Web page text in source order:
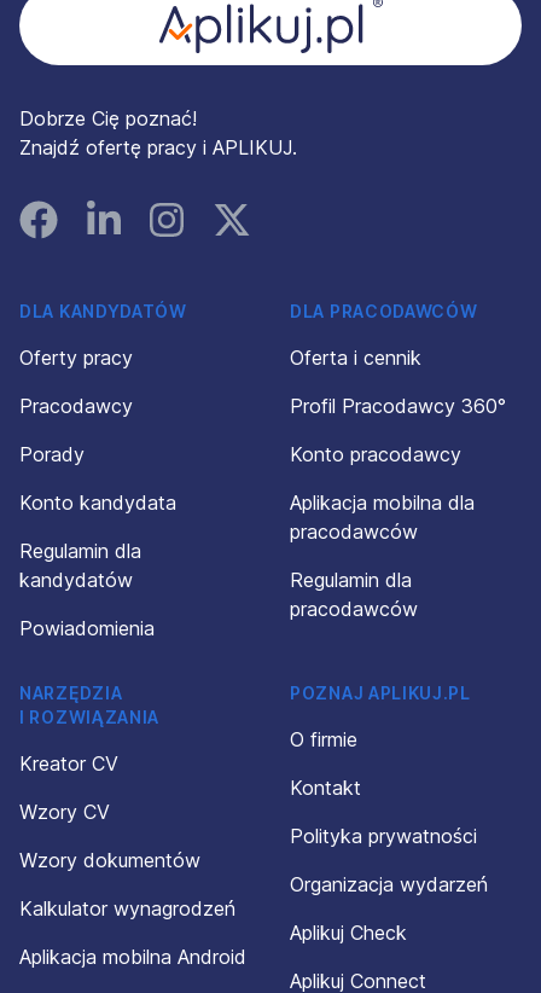
Dobrze Cię poznać!
Znajdź ofertę pracy i APLIKUJ.
FacebookLinked InInstagramInstagram
DLA KANDYDATÓW
Oferty pracy
Pracodawcy
Porady
Konto kandydata
Regulamin dla
kandydatów
Powiadomienia
DLA PRACODAWCÓW
Oferta i cennik
Profil Pracodawcy 360°
Konto pracodawcy
Aplikacja mobilna dla
pracodawców
Regulamin dla
pracodawców
NARZĘDZIA
I ROZWIĄZANIA
Kreator CV
Wzory CV
Wzory dokumentów
Kalkulator wynagrodzeń
Aplikacja mobilna Android
POZNAJ APLIKUJ.PL
O firmie
Kontakt
Polityka prywatności
Organizacja wydarzeń
Aplikuj Check
Aplikuj Connect